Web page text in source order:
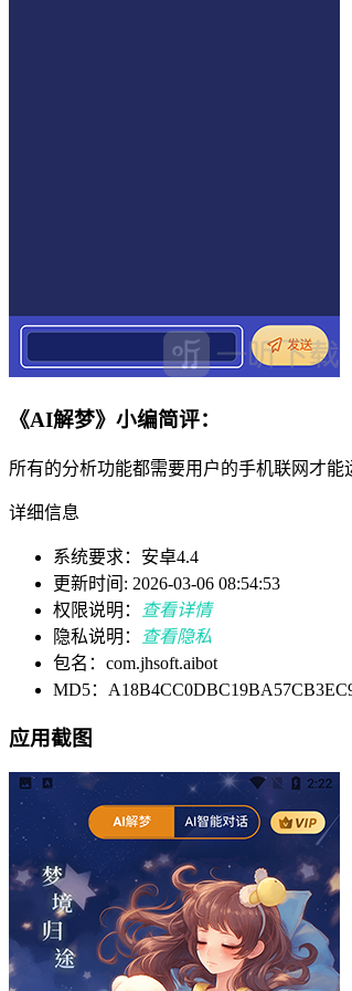
《AI解梦》小编简评：
所有的分析功能都需要用户的手机联网才
详细信息
系统要求：安卓4.4
更新时间: 2026-03-06 08:54:53
权限说明：
查看详情
隐私说明：
查看隐私
包名：com.jhsoft.aibot
MD5：
应用截图